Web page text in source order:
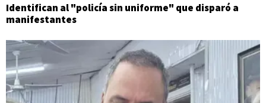
Identifican al "policía sin uniforme" que disparó a
manifestantes